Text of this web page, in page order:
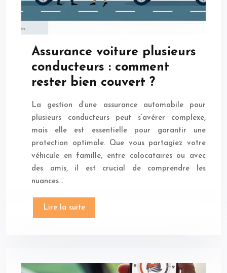
Assurance voiture plusieurs
conducteurs : comment
rester bien couvert ?
La gestion d’une assurance automobile pour
plusieurs conducteurs peut s’avérer complexe,
mais elle est essentielle pour garantir une
protection optimale. Que vous partagiez votre
véhicule en famille, entre colocataires ou avec
des amis, il est crucial de comprendre les
nuances…
Lire la suite